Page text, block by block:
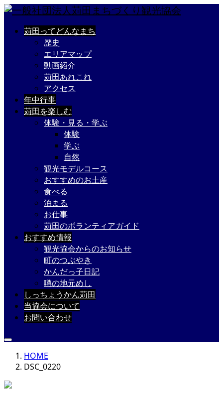
苅田ってどんなまち
歴史
エリアマップ
動画紹介
苅田あれこれ
アクセス
年中行事
苅田を楽しむ
体験・見る・学ぶ
体験
学ぶ
自然
観光モデルコース
おすすめのお土産
食べる
泊まる
お仕事
苅田のボランティアガイド
おすすめ情報
観光協会からのお知らせ
町のつぶやき
かんだっ子日記
噂の地元めし
しっちょうかん苅田
当協会について
お問い合わせ
HOME
DSC_0220